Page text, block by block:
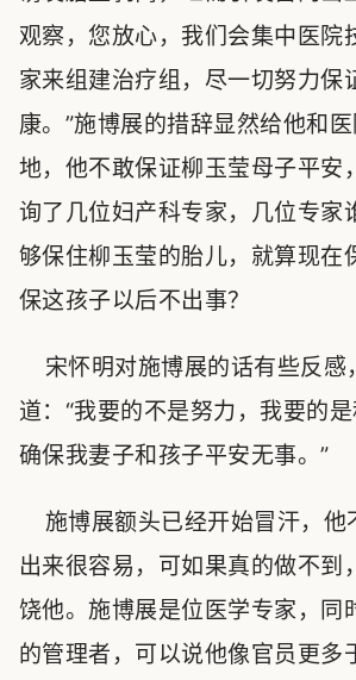
观察，您放心，我们会集中医院
家来组建治疗组，尽一切努力保
康。”施博展的措辞显然给他和
地，他不敢保证柳玉莹母子平安
询了几位妇产科专家，几位专家
够保住柳玉莹的胎儿，就算现在
保这孩子以后不出事？
宋怀明对施博展的话有些反感
道：“我要的不是努力，我要的是
确保我妻子和孩子平安无事。”
施博展额头已经开始冒汗，他
出来很容易，可如果真的做不到
饶他。施博展是位医学专家，同
的管理者，可以说他像官员更多